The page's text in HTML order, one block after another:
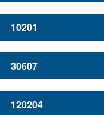
10201
30607
120204